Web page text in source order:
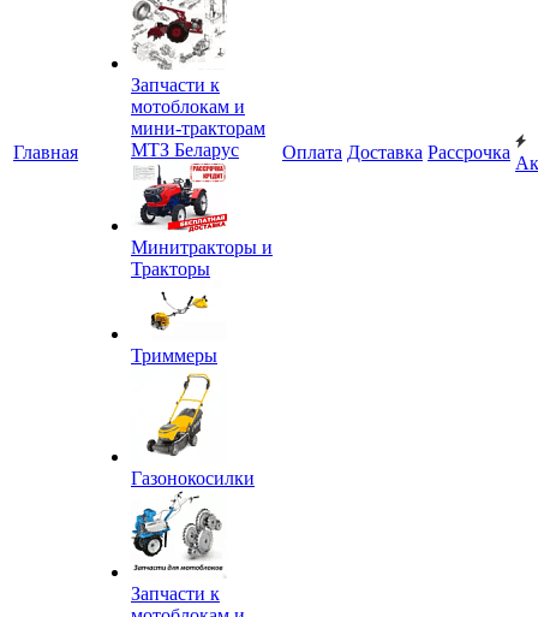
Главная
Запчасти к
мотоблокам и
мини-тракторам
МТЗ Беларус
Минитракторы и
Тракторы
Триммеры
Газонокосилки
Запчасти к
Оплата Доставка Рассрочка